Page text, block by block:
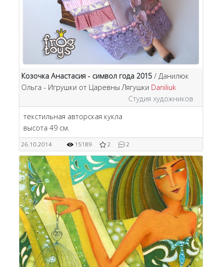
Козочка Анастасия - символ года 2015 / Данилюк
Ольга - Игрушки от Царевны Лягушки Daniliuk
Студия художников
текстильная авторская кукла
высота 49 см.
26.10.2014 15189 2 2